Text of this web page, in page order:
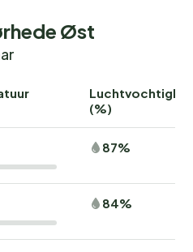
Øst
(%)
87%
84%